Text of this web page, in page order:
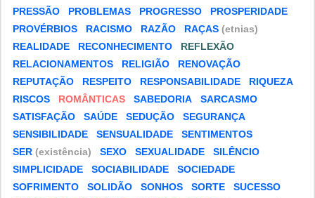
PRESSÃO
PROBLEMAS PROGRESSO
PROSPERIDADE
PROVÉRBIOS
RACISMO RAZÃO RAÇAS (etnias)
REALIDADE
RECONHECIMENTO
REFLEXÃO
RELACIONAMENTOS
RELIGIÃO
RENOVAÇÃO
REPUTAÇÃO
RESPEITO RESPONSABILIDADE
RIQUEZA
RISCOS
ROMÂNTICAS SABEDORIA
SARCASMO
SATISFAÇÃO
SAÚDE SEDUÇÃO
SEGURANÇA
SENSIBILIDADE
SENSUALIDADE
SENTIMENTOS
SER (existência) SEXO SEXUALIDADE
SILÊNCIO
SIMPLICIDADE
SOCIABILIDADE
SOCIEDADE
SOFRIMENTO
SOLIDÃO SONHOS SORTE
SUCESSO